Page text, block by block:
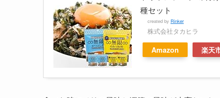
種セット
created by Rinker
株式会社タカヒラ
Amazon 楽天